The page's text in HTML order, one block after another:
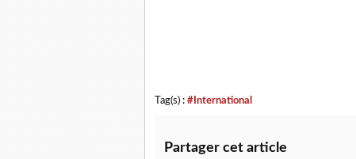
Tag(s) : #International
Partager cet article